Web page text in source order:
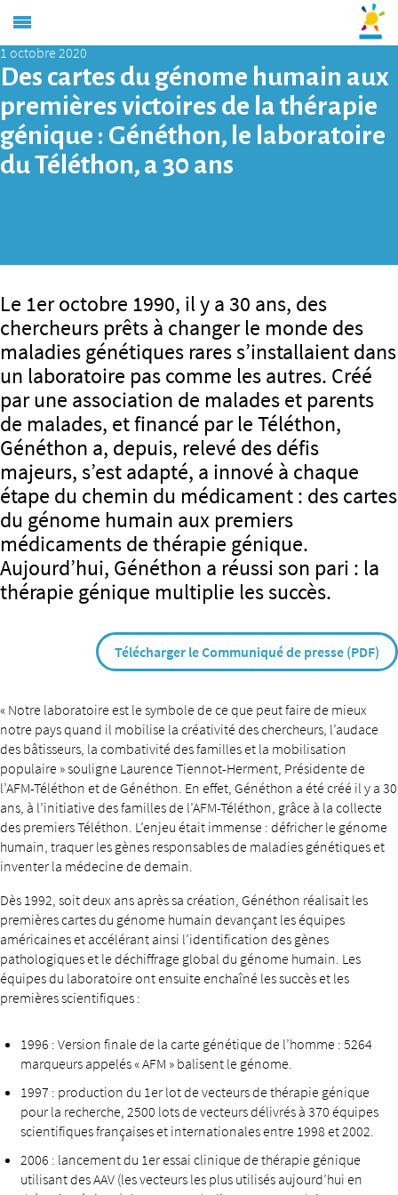
1 octobre 2020
Des cartes du génome humain aux
premières victoires de la thérapie
génique : Généthon, le laboratoire
du Téléthon, a 30 ans
Le 1er octobre 1990, il y a 30 ans, des
chercheurs prêts à changer le monde des
maladies génétiques rares s’installaient dans
un laboratoire pas comme les autres. Créé
par une association de malades et parents
de malades, et financé par le Téléthon,
Généthon a, depuis, relevé des défis
majeurs, s’est adapté, a innové à chaque
étape du chemin du médicament : des cartes
du génome humain aux premiers
médicaments de thérapie génique.
Aujourd’hui, Généthon a réussi son pari : la
thérapie génique multiplie les succès.
Télécharger le Communiqué de presse (PDF)
« Notre laboratoire est le symbole de ce que peut faire de mieux
notre pays quand il mobilise la créativité des chercheurs, l’audace
des bâtisseurs, la combativité des familles et la mobilisation
populaire » souligne Laurence Tiennot-Herment, Présidente de
l’AFM-Téléthon et de Généthon. En effet, Généthon a été créé il y a 30
ans, à l’initiative des familles de l’AFM-Téléthon, grâce à la collecte
des premiers Téléthon. L’enjeu était immense : défricher le génome
humain, traquer les gènes responsables de maladies génétiques et
inventer la médecine de demain.
Dès 1992, soit deux ans après sa création, Généthon réalisait les
premières cartes du génome humain devançant les équipes
américaines et accélérant ainsi l’identification des gènes
pathologiques et le déchiffrage global du génome humain. Les
équipes du laboratoire ont ensuite enchaîné les succès et les
premières scientifiques :
1996 : Version finale de la carte génétique de l’homme : 5264
marqueurs appelés « AFM » balisent le génome.
1997 : production du 1er lot de vecteurs de thérapie génique
pour la recherche, 2500 lots de vecteurs délivrés à 370 équipes
scientifiques françaises et internationales entre 1998 et 2002.
2006 : lancement du 1er essai clinique de thérapie génique
utilisant des AAV (les vecteurs les plus utilisés aujourd’hui en